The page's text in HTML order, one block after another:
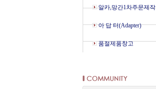
알카,망간1차주문제작
아 답 터(Adapter)
품절제품창고